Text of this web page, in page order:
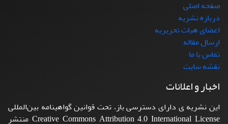
صفحه اصلی
درباره نشریه
اعضای هیات تحریریه
ارسال مقاله
تماس با ما
نقشه سایت
اخبار و اعلانات
این نشریه ی دارای دسترسی باز، تحت قوانین گواهینامه بین‌المللی
Creative Commons Attribution 4.0 International License منتشر